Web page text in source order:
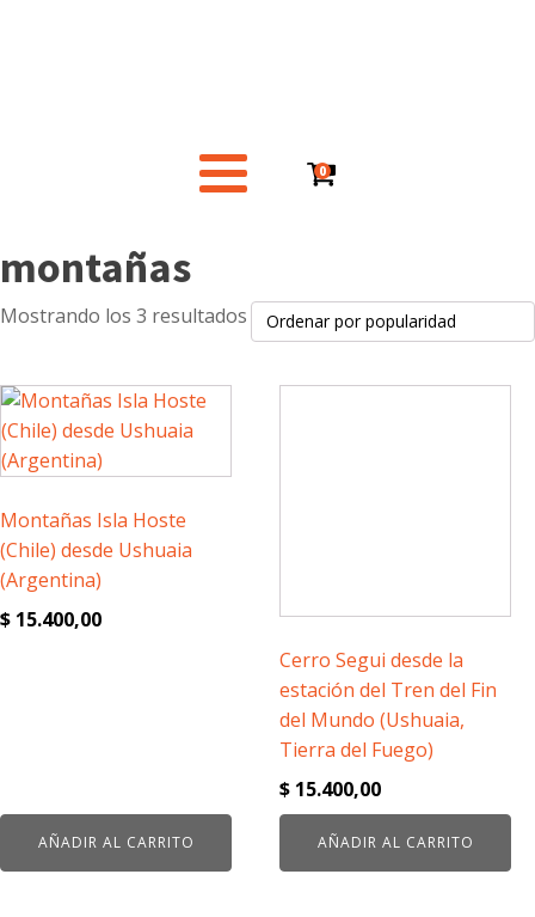
0
montañas
Mostrando los 3 resultados Ordenado
por
Montañas Isla Hoste
(Chile) desde Ushuaia
(Argentina)
$ 15.400,00
AÑADIR AL CARRITO
Cerro Segui desde la
estación del Tren del Fin
del Mundo (Ushuaia,
Tierra del Fuego)
$ 15.400,00
AÑADIR AL CARRITO